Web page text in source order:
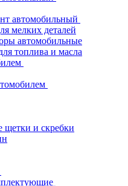
автомобильный
мелких деталей
автомобильные
топлива и масла
щетки и скребки